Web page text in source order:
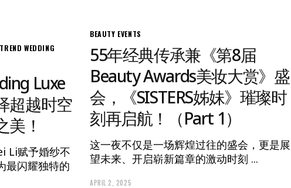
BEAUTY EVENTS
55年经典传承兼《第8届
Beauty Awards美妆大赏》盛
会，《SISTERS姊妹》璀璨时
刻再启航！（Part 1）
这一夜不仅是一场辉煌过往的盛会，更是展
望未来、开启崭新篇章的激动时刻
APRIL 2, 2025
TREND WEDDING
Luxe
超越时空
美！
Li赋予婚纱不
最闪耀独特的